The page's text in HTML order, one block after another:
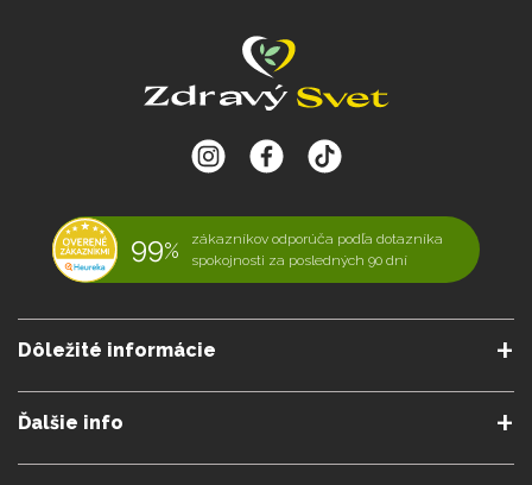
99%
zákazníkov odporúča podľa dotazníka
spokojnosti za posledných 90 dní
Dôležité informácie
Ďalšie info